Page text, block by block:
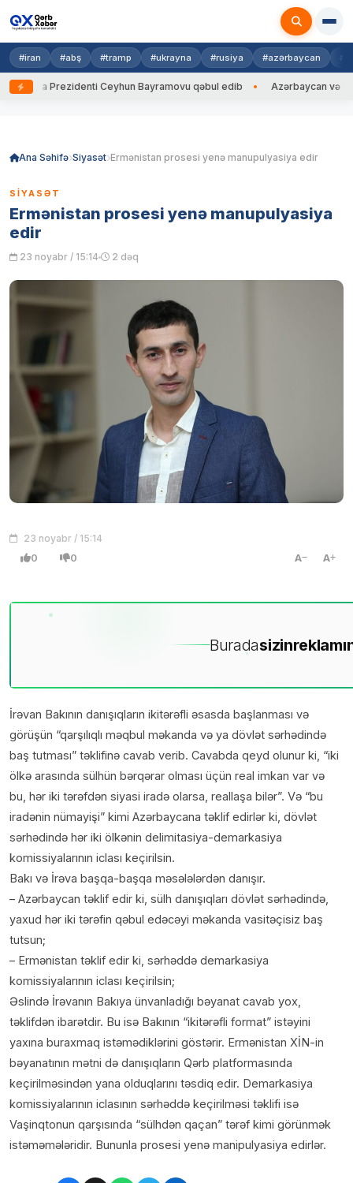
#iran #abş #tramp #ukrayna #rusiya #azərbaycan
Prezidenti Ceyhun Bayramovu qəbul edib Azərbaycan və
Ana Səhifə Siyasət Ermənistan prosesi yenə manupulyasiya edir
SIYASƏT
Ermənistan prosesi yenə manupulyasiya
edir
23 noyabr / 15:14 2 dəq
23 noyabr / 15:14
0 0 A A
Buradasizin
İrəvan Bakının danışıqların ikitərəfli əsasda başlanması və
görüşün “qarşılıqlı məqbul məkanda və ya dövlət sərhədində
baş tutması” təklifinə cavab verib. Cavabda qeyd olunur ki, “iki
ölkə arasında sülhün bərqərar olması üçün real imkan var və
bu, hər iki tərəfdən siyasi iradə olarsa, reallaşa bilər”. Və “bu
iradənin nümayişi” kimi Azərbaycana təklif edirlər ki, dövlət
sərhədində hər iki ölkənin delimitasiya-demarkasiya
komissiyalarının iclası keçirilsin.
Bakı və İrəva başqa-başqa məsələlərdən danışır.
– Azərbaycan təklif edir ki, sülh danışıqları dövlət sərhədində,
yaxud hər iki tərəfin qəbul edəcəyi məkanda vasitəçisiz baş
tutsun;
– Ermənistan təklif edir ki, sərhəddə demarkasiya
komissiyalarının iclası keçirilsin;
Əslində İrəvanın Bakıya ünvanladığı bəyanat cavab yox,
təklifdən ibarətdir. Bu isə Bakının “ikitərəfli format” istəyini
yaxına buraxmaq istəmədiklərini göstərir. Ermənistan XİN-in
bəyanatının mətni də danışıqların Qərb platformasında
keçirilməsindən yana olduqlarını təsdiq edir. Demarkasiya
komissiyalarının iclasının sərhəddə keçirilməsi təklifi isə
Vaşinqtonun qarşısında “sülhdən qaçan” tərəf kimi görünmək
istəməmələridir. Bununla prosesi yenə manipulyasiya edirlər.